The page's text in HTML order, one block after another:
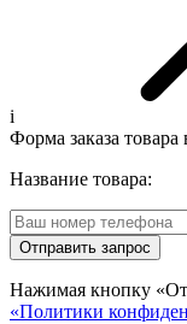
i
Форма заказа товара
Название товара:
Отправить запрос
Нажимая кнопку
«Политики